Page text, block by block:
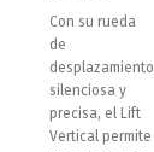
Con su rueda
de
desplazamiento
silenciosa y
precisa, el Lift
Vertical permite